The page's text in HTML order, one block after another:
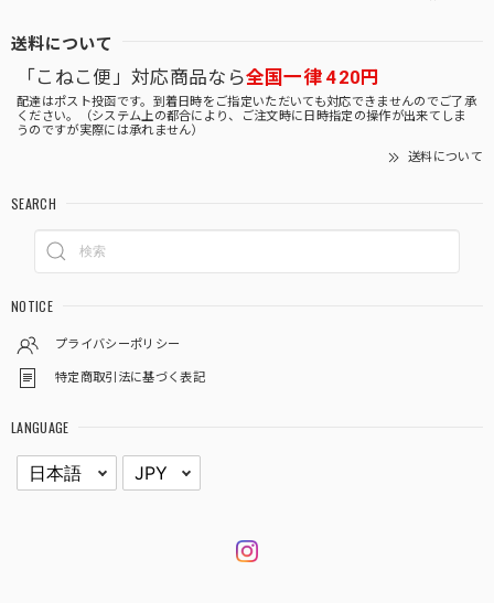
送料について
「こねこ便」対応商品なら全国一律 420円
配達はポスト投函です。到着日時をご指定いただいても対応できませんのでご了承
ください。（システム上の都合により、ご注文時に日時指定の操作が出来てしま
うのですが実際には承れません）
送料について
SEARCH
NOTICE
プライバシーポリシー
特定商取引法に基づく表記
LANGUAGE